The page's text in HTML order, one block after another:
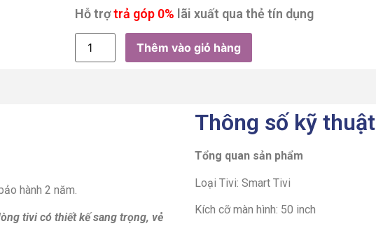
Hỗ trợtrả góp 0% lãi xuất qua thẻ tín dụng
Thêm vào giỏ hàng
hành 2 năm.
tivi có thiết kế sang trọng, vẻ
Thông số kỹ thuật
Tổng quan sản phẩm
Loại Tivi: Smart Tivi
Kích cỡ màn hình: 50 inch